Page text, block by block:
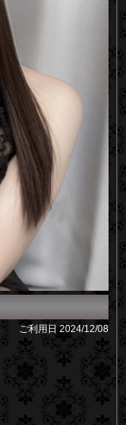
ご利用日2024/12/08